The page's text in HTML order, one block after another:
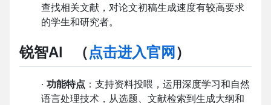
查找相关文献，对论文初稿生成速度有较高要求
的学生和研究者。
锐智AI （点击进入官网 ）
· 功能特点 ：支持资料投喂，运用深度学习和自然
语言处理技术，从选题、文献检索到生成大纲和